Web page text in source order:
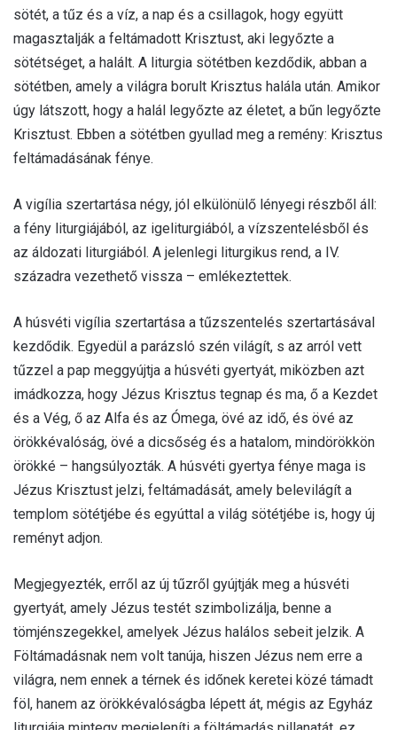
sötét, a tűz és a víz, a nap és a csillagok, hogy együtt
magasztalják a feltámadott Krisztust, aki legyőzte a
sötétséget, a halált. A liturgia sötétben kezdődik, abban a
sötétben, amely a világra borult Krisztus halála után. Amikor
úgy látszott, hogy a halál legyőzte az életet, a bűn legyőzte
Krisztust. Ebben a sötétben gyullad meg a remény: Krisztus
feltámadásának fénye.
A vigília szertartása négy, jól elkülönülő lényegi részből áll:
a fény liturgiájából, az igeliturgiából, a vízszentelésből és
az áldozati liturgiából. A jelenlegi liturgikus rend, a IV.
századra vezethető vissza – emlékeztettek.
A húsvéti vigília szertartása a tűzszentelés szertartásával
kezdődik. Egyedül a parázsló szén világít, s az arról vett
tűzzel a pap meggyújtja a húsvéti gyertyát, miközben azt
imádkozza, hogy Jézus Krisztus tegnap és ma, ő a Kezdet
és a Vég, ő az Alfa és az Ómega, övé az idő, és övé az
örökkévalóság, övé a dicsőség és a hatalom, mindörökkön
örökké – hangsúlyozták. A húsvéti gyertya fénye maga is
Jézus Krisztust jelzi, feltámadását, amely belevilágít a
templom sötétjébe és egyúttal a világ sötétjébe is, hogy új
reményt adjon.
Megjegyezték, erről az új tűzről gyújtják meg a húsvéti
gyertyát, amely Jézus testét szimbolizálja, benne a
tömjénszegekkel, amelyek Jézus halálos sebeit jelzik. A
Föltámadásnak nem volt tanúja, hiszen Jézus nem erre a
világra, nem ennek a térnek és időnek keretei közé támadt
föl, hanem az örökkévalóságba lépett át, mégis az Egyház